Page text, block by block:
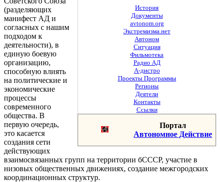
История
Документы
avtonom.org
Экстремизма.нет
Автоном
Ситуация
Фильмотека
Радио АД
А-дистро
Проекты Программы
Регионы
Деятели
Контакты
Ссылки
Портал
Автономное Действие
(разделяющих
манифест АД и
согласных с нашим
подходом к
деятельности), в
единую боевую
организацию,
способную влиять
на политические и
экономические
процессы
современного
общества. В
первую очередь,
это касается
создания сети
действующих
взаимосвязанных групп на территории бСССР, участие в
низовых общественных движениях, создание межгородских
координационных структур.